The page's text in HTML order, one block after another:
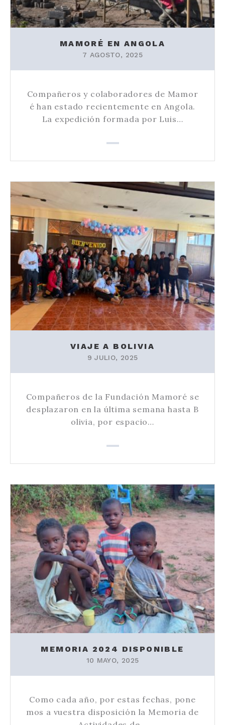
MAMORÉ EN ANGOLA
7 AGOSTO, 2025
Compañeros y colaboradores de Mamor
é han estado recientemente en Angola.
La expedición formada por Luis…
VIAJE A BOLIVIA
9 JULIO, 2025
Compañeros de la Fundación Mamoré se
desplazaron en la última semana hasta B
olivia, por espacio…
MEMORIA 2024 DISPONIBLE
10 MAYO, 2025
Como cada año, por estas fechas, pone
mos a vuestra disposición la Memoria de